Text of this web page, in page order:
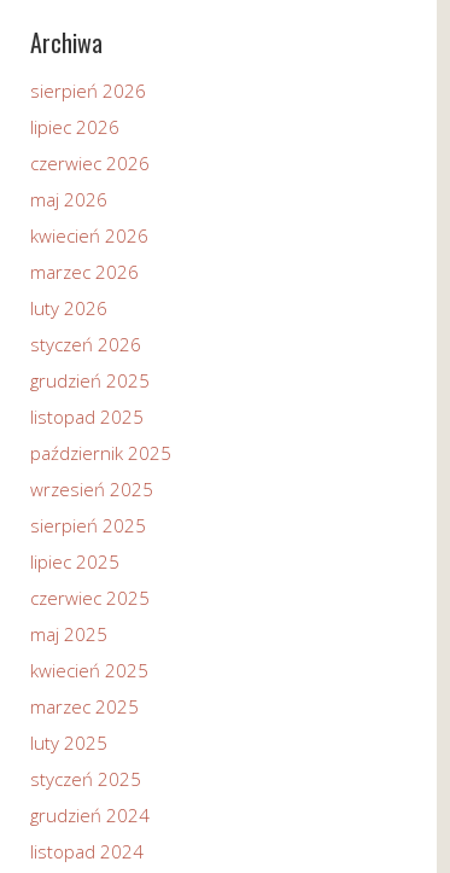
Archiwa
sierpień 2026
lipiec 2026
czerwiec 2026
maj 2026
kwiecień 2026
marzec 2026
luty 2026
styczeń 2026
grudzień 2025
listopad 2025
październik 2025
wrzesień 2025
sierpień 2025
lipiec 2025
czerwiec 2025
maj 2025
kwiecień 2025
marzec 2025
luty 2025
styczeń 2025
grudzień 2024
listopad 2024